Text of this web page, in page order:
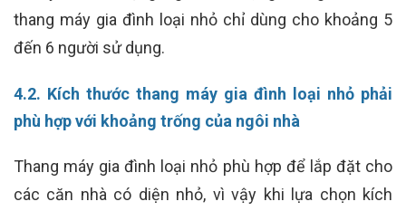
thang máy gia đình loại nhỏ chỉ dùng cho khoảng 5
đến 6 người sử dụng.
4.2. Kích thước thang máy gia đình loại nhỏ phải
phù hợp với khoảng trống của ngôi nhà
Thang máy gia đình loại nhỏ phù hợp để lắp đặt cho
các căn nhà có diện nhỏ, vì vậy khi lựa chọn kích